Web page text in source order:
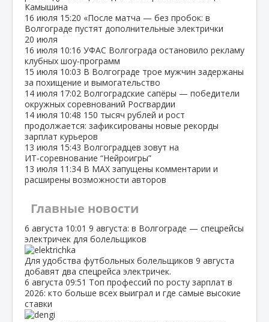
Камышина
16 июля 15:20 «После матча — без пробок: в
Волгограде пустят дополнительные электрички
20 июля
16 июля 10:16 УФАС Волгограда остановило рекламу
клубных шоу‑программ
15 июля 10:03 В Волгограде трое мужчин задержаны
за похищение и вымогательство
14 июля 17:02 Волгоградские сапёры — победители
окружных соревнований Росгвардии
14 июля 10:48 150 тысяч рублей и рост
продолжается: зафиксированы новые рекорды
зарплат курьеров
13 июля 15:43 Волгоградцев зовут на
ИТ‑соревнование “Нейроигры”
13 июля 11:34 В МАХ запущены комментарии и
расширены возможности авторов
Главные новости
6 августа 10:01 9 августа: в Волгограде — спецрейсы
электричек для болельщиков
Для удобства футбольных болельщиков 9 августа
добавят два спецрейса электричек.
6 августа 09:51 Топ профессий по росту зарплат в
2026: кто больше всех выиграл и где самые высокие
ставки